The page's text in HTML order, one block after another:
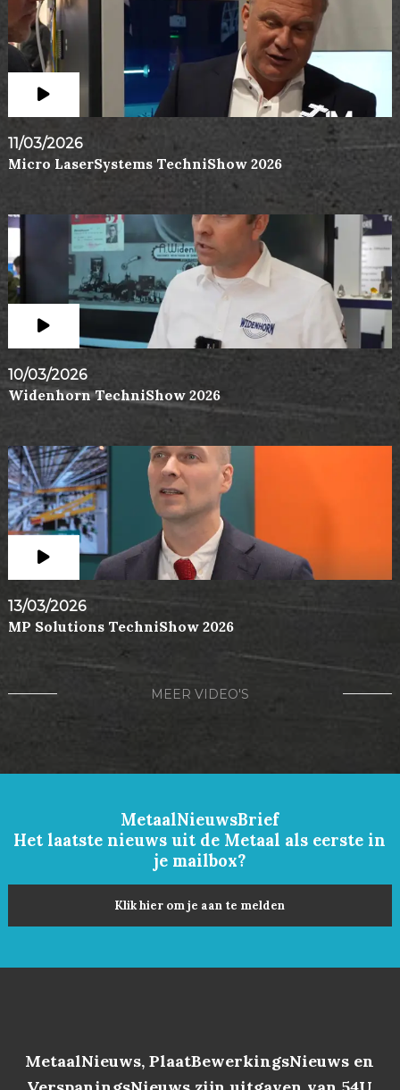
11/03/2026
Micro LaserSystems TechniShow 2026
10/03/2026
Widenhorn TechniShow 2026
13/03/2026
MP Solutions TechniShow 2026
MEER VIDEO'S
MetaalNieuwsBrief
Het laatste nieuws uit de Metaal als eerste in
je mailbox?
Klik hier om je aan te melden
MetaalNieuws, PlaatBewerkingsNieuws en